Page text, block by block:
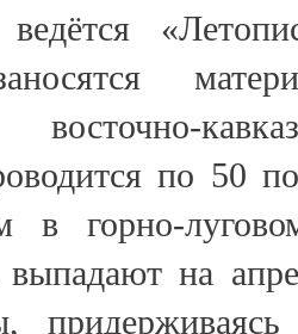
ведётся
восточно-
по 50
в горно-
на